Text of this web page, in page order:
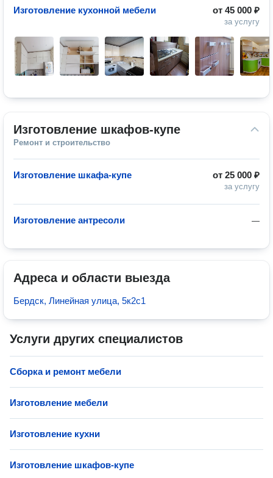
от 45 000 ₽
за услугу
Изготовление кухонной мебели
Изготовление шкафов-купе
Ремонт и строительство
от 25 000 ₽
за услугу
Изготовление шкафа-купе
—
Изготовление антресоли
Адреса и области выезда
Бердск, Линейная улица, 5к2с1
Услуги других специалистов
Сборка и ремонт мебели
Изготовление мебели
Изготовление кухни
Изготовление шкафов-купе